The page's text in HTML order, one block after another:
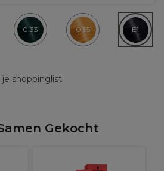
0.33 0.55 E1
shoppinglist
Gekocht